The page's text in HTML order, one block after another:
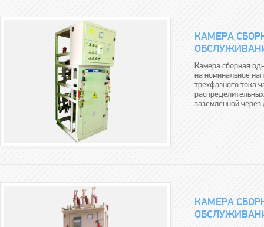
КАМЕРА
Камера сборная
на номинальное
трехфазного тока
заземленной
КАМЕРА